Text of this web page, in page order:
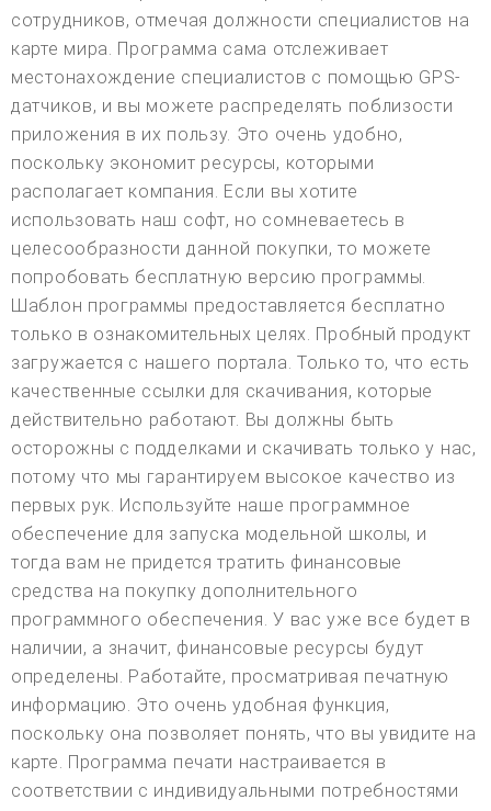
сотрудников, отмечая должности специалистов на
карте мира. Программа сама отслеживает
местонахождение специалистов с помощью GPS-
датчиков, и вы можете распределять поблизости
приложения в их пользу. Это очень удобно,
поскольку экономит ресурсы, которыми
располагает компания. Если вы хотите
использовать наш софт, но сомневаетесь в
целесообразности данной покупки, то можете
попробовать бесплатную версию программы.
Шаблон программы предоставляется бесплатно
только в ознакомительных целях. Пробный продукт
загружается с нашего портала. Только то, что есть
качественные ссылки для скачивания, которые
действительно работают. Вы должны быть
осторожны с подделками и скачивать только у нас,
потому что мы гарантируем высокое качество из
первых рук. Используйте наше программное
обеспечение для запуска модельной школы, и
тогда вам не придется тратить финансовые
средства на покупку дополнительного
программного обеспечения. У вас уже все будет в
наличии, а значит, финансовые ресурсы будут
определены. Работайте, просматривая печатную
информацию. Это очень удобная функция,
поскольку она позволяет понять, что вы увидите на
карте. Программа печати настраивается в
соответствии с индивидуальными потребностями